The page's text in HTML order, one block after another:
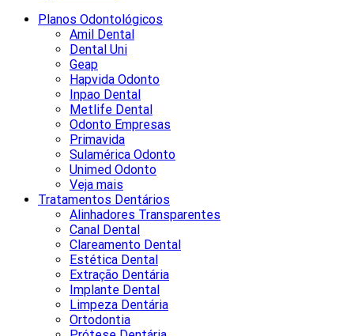
Planos Odontológicos
Amil Dental
Dental Uni
Geap
Hapvida Odonto
Inpao Dental
Metlife Dental
Odonto Empresas
Primavida
Sulamérica Odonto
Unimed Odonto
Veja mais
Tratamentos Dentários
Alinhadores Transparentes
Canal Dental
Clareamento Dental
Estética Dental
Extração Dentária
Implante Dental
Limpeza Dentária
Ortodontia